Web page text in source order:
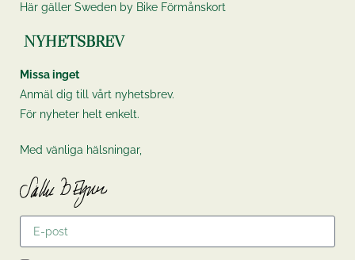
Här gäller Sweden by Bike Förmånskort
NYHETSBREV
Missa inget
Anmäl dig till vårt nyhetsbrev.
För nyheter helt enkelt.
Med vänliga hälsningar,